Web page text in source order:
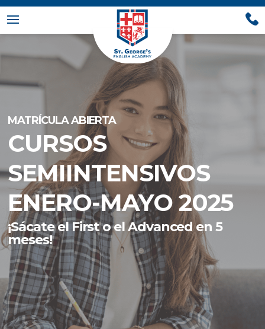
MATRÍCULA ABIERTA
CURSOS
SEMIINTENSIVOS
ENERO-MAYO 2025
¡Sácate el First o el Advanced en 5
meses!